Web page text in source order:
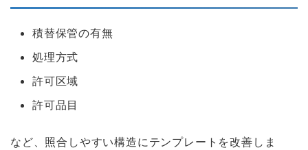
積替保管の有無
処理方式
許可区域
許可品目
など、照合しやすい構造にテンプレートを改善しま